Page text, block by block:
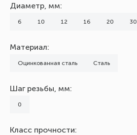
Диаметр, мм:
6 10 12 16 20 30
Материал:
Оцинкованная сталь Сталь
Шаг резьбы, мм:
0
Класс прочности: